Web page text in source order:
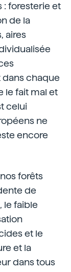
: foresterie et
de la
aires
chaque
le fait mal et
celui
ne
encore
forêts
de
le faible
et le
et la
dans tous